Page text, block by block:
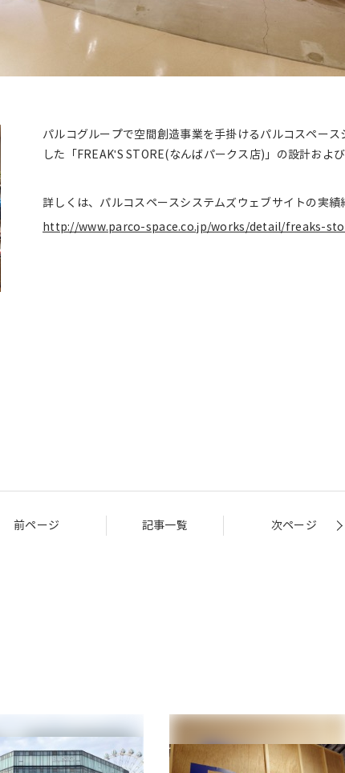
パルコグループで空間創造事業を手掛けるパルコスペー
した「FREAK'S STORE(なんばパークス店)」の設計およ
詳しくは、パルコスペースシステムズウェブサイトの実
http://www.parco-space.co.jp/works/detail/freaks-
前ページ 記事一覧 次ページ